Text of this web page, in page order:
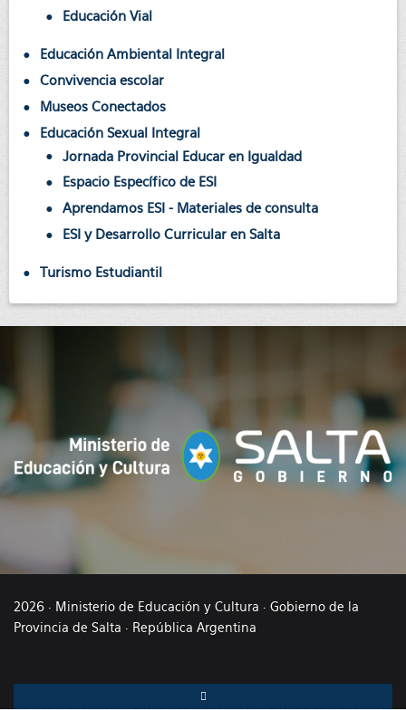
Educación Vial
Educación Ambiental Integral
Convivencia escolar
Museos Conectados
Educación Sexual Integral
Jornada Provincial Educar en Igualdad
Espacio Específico de ESI
Aprendamos ESI - Materiales de consulta
ESI y Desarrollo Curricular en Salta
Turismo Estudiantil
2026 · Ministerio de Educación y Cultura · Gobierno de la
Provincia de Salta · República Argentina